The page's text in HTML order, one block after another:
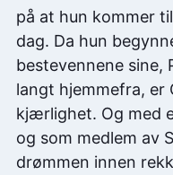
på at hun kommer
dag. Da hun
bestevennene sine,
langt hjemmefra, er
kjærlighet. Og med
og som medlem av
drømmen innen